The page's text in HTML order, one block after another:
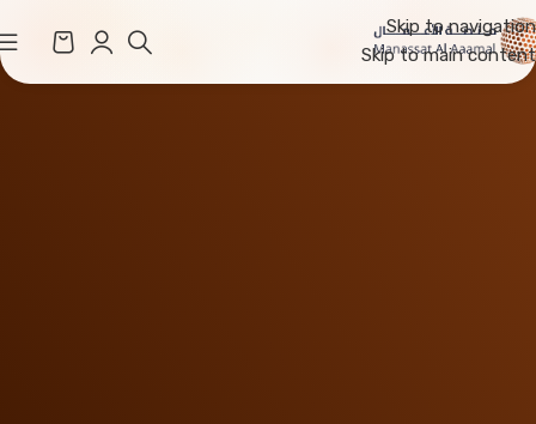
Skip to navigation
Skip to main content